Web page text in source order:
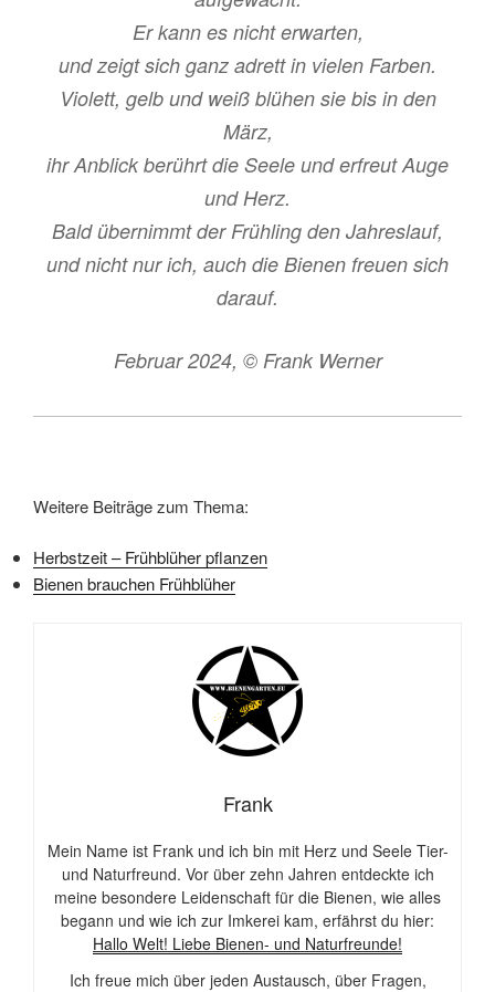
Er kann es nicht erwarten,
und zeigt sich ganz adrett in vielen Farben.
Violett, gelb und weiß blühen sie bis in den
März,
ihr Anblick berührt die Seele und erfreut Auge
und Herz.
Bald übernimmt der Frühling den Jahreslauf,
und nicht nur ich, auch die Bienen freuen sich
darauf.
Februar 2024, © Frank Werner
Weitere Beiträge zum Thema:
Herbstzeit – Frühblüher pflanzen
Bienen brauchen Frühblüher
Frank
Mein Name ist Frank und ich bin mit Herz und Seele Tier-
und Naturfreund. Vor über zehn Jahren entdeckte ich
meine besondere Leidenschaft für die Bienen, wie alles
begann und wie ich zur Imkerei kam, erfährst du hier:
Hallo Welt! Liebe Bienen- und Naturfreunde!
Ich freue mich über jeden Austausch, über Fragen,